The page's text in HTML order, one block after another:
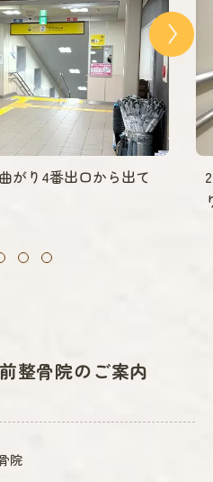
がり4番出口から出て
整骨院のご案内
院